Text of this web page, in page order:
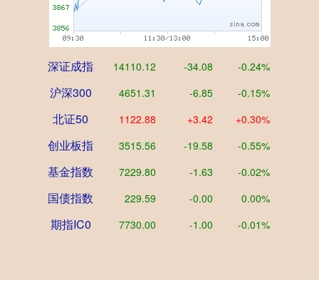
深证成指 14110.12 -34.08 -0.24%
沪深300 4651.31 -6.85 -0.15%
北证50 1122.88 +3.42 +0.30%
创业板指 3515.56 -19.58 -0.55%
基金指数 7229.80 -1.63 -0.02%
国债指数 229.59 -0.00 0.00%
期指IC0 7730.00 -1.00 -0.01%